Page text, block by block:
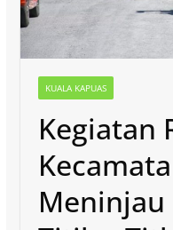
KUALA KAPUAS
Kegiatan
Meninjau